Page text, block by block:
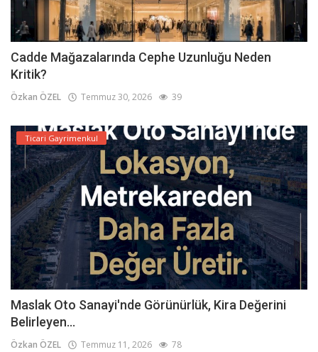
Cadde Mağazalarında Cephe Uzunluğu Neden
Kritik?
Özkan ÖZEL Temmuz 30, 2026 39
Ticari Gayrimenkul
Maslak Oto Sanayi'nde Görünürlük, Kira Değerini
Belirleyen...
Özkan ÖZEL Temmuz 11, 2026 78